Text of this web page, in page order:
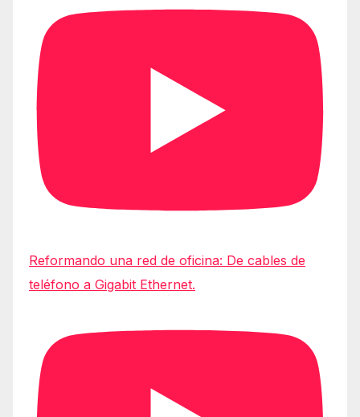
Reformando una red de oficina: De cables de
teléfono a Gigabit Ethernet.